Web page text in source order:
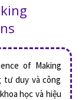
of Making
tư duy và công
học và hiệu